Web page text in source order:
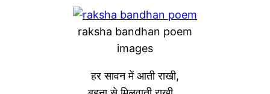
raksha bandhan poem
images
हर सावन में आती राखी,